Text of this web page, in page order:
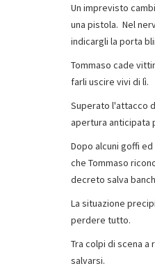
Un imprevisto
una pistola. Nel
indicargli la porta
Tommaso cade
farli uscire vivi di lì.
Superato l'attacco
apertura anticipata
Dopo alcuni goffi
che Tommaso
decreto salva
La situazione
perdere tutto.
Tra colpi di scena
salvarsi.